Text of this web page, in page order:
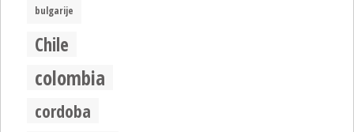
bulgarije
Chile
colombia
cordoba